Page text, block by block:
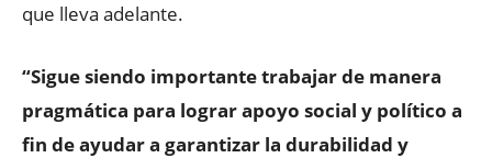
que lleva adelante.
“Sigue siendo importante trabajar de manera
pragmática para lograr apoyo social y político a
fin de ayudar a garantizar la durabilidad y